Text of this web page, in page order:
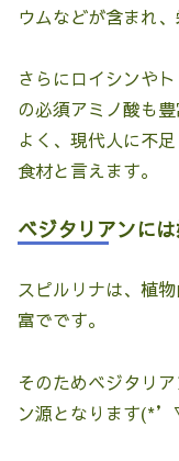
ウムなどが含まれ
さらにロイシンや
の必須アミノ酸も
よく、現代人に不
食材と言えます。
ベジタリアンに
スピルリナは、植
富でです。
そのためベジタリ
ン源となります